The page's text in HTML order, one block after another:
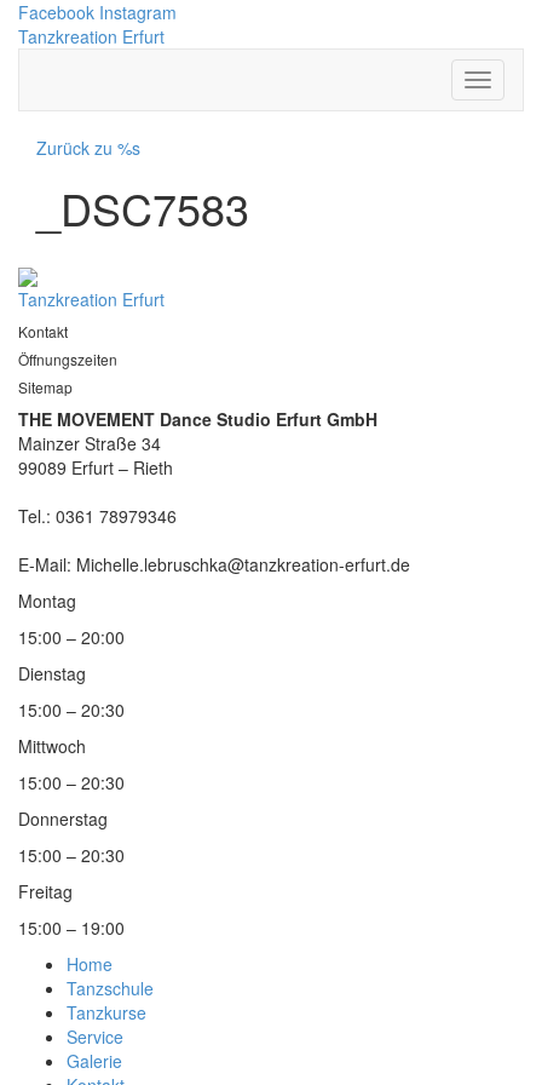
Facebook Instagram
Tanzkreation Erfurt
Zurück zu %s
_DSC7583
Tanzkreation Erfurt
Kontakt
Öffnungszeiten
Sitemap
THE MOVEMENT Dance Studio Erfurt GmbH
Mainzer Straße 34
99089 Erfurt – Rieth
Tel.: 0361 78979346
E-Mail: Michelle.lebruschka@tanzkreation-erfurt.de
Montag
15:00 – 20:00
Dienstag
15:00 – 20:30
Mittwoch
15:00 – 20:30
Donnerstag
15:00 – 20:30
Freitag
15:00 – 19:00
Home
Tanzschule
Tanzkurse
Service
Galerie